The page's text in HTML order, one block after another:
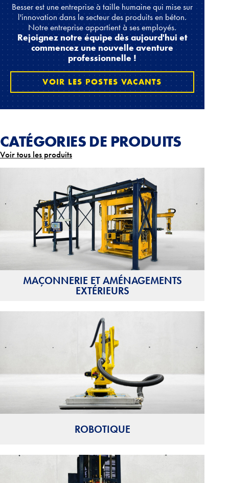
Besser est une entreprise à taille humaine qui mise sur
l'innovation dans le secteur des produits en béton.
Notre entreprise appartient à ses employés.
Rejoignez notre équipe dès aujourd'hui et
commencez une nouvelle aventure
professionnelle !
VOIR LES POSTES VACANTS
CATÉGORIES DE PRODUITS
Voir tous les produits
MAÇONNERIE ET AMÉNAGEMENTS
EXTÉRIEURS
ROBOTIQUE